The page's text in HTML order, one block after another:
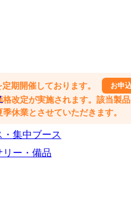
集中ブース
リー・備品
期開催しております。 お申
改定が実施されます。該当製
休業とさせていただきます。